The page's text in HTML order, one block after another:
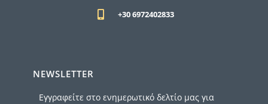
+30 6972402833
NEWSLETTER
Εγγραφείτε στο ενημερωτικό δελτίο μας για